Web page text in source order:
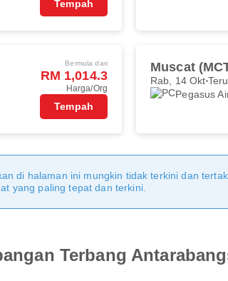
Tempah
Bermula dari
RM 1,014.3
Harga/Org
Tempah
Muscat
Rab, 14 Okt
Pegasus
di halaman ini mungkin tidak terkini dan
yang paling tepat dan terkini.
Terbang